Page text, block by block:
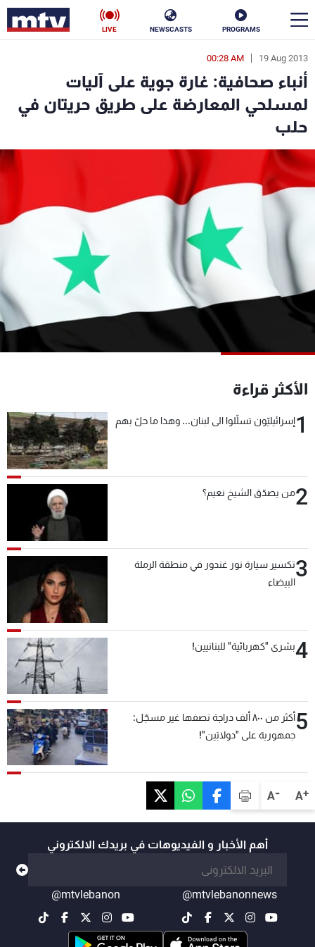
PROGRAMS
NEWSCASTS
LIVE
A+
A-
19 Aug 2013
00:28 AM
أنباء صحافية: غارة جوية على آليات
لمسلحي المعارضة على طريق حريتان في
حلب
الأكثر قراءة
1إسرائيليّون تسلّلوا الى لبنان... وهذا ما حلّ بهم
2من يصدّق الشيخ نعيم؟
3تكسير سيارة نور غندور في منطقة الرملة
البيضاء
4بشرى "كهربائية" للبنانيين!
5
أكثر من ٨٠٠ ألف دراجة نصفها غير مسجّل:
جمهورية على "دولابَين"!
أهم الأخبار و الفيديوهات في بريدك الالكتروني
@mtvlebanonnews
@mtvlebanon
en
الأخبار
سياسة
إقتصاد
منوعات رياضة
كأس العالم
البرامج
جدول البرامج
الترددات
عن MTV
لاعلاناتكم
شروط الإسـتخدام
سياسة الخصوصية